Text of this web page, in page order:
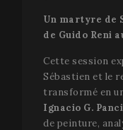
Un martyre de
de Guido Reni
Cette session
Sébastien et le
transformé en
Ignacio G.
de peinture,